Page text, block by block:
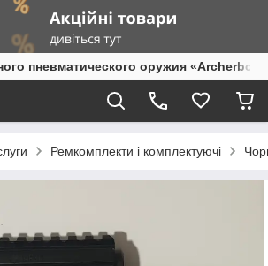
пневматического оружия
Ремкомплекти і комплектуючі